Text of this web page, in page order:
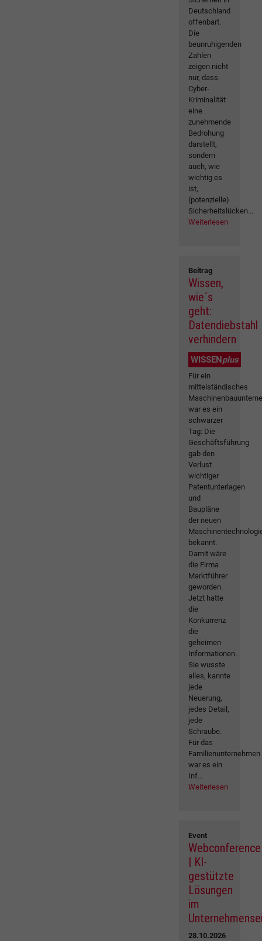
Deutschland
offenbart.
Die
beunruhigenden
Zahlen
zeigen nicht
nur, dass
Cyber-
Kriminalität
eine
zunehmende
Bedrohung
darstellt,
sondern
auch, wie
wichtig es
ist,
(potenzielle)
Sicherheitslücken...
Weiterlesen
Beitrag
Wissen,
wie´s
geht:
Datendiebstahl
verhindern
WISSENplus
Für ein
mittelständisches
war es ein
schwarzer
Tag: Die
Geschäftsführung
gab den
Verlust
wichtiger
Patentunterlagen
und
Baupläne
der neuen
bekannt.
Damit wäre
die Firma
Marktführer
geworden.
Jetzt hatte
die
Konkurrenz
die
geheimen
Informationen.
Sie wusste
alles, kannte
jede
Neuerung,
jedes Detail,
jede
Schraube.
Für das
Familienunternehmen
war es ein
Inf...
Weiterlesen
Event
Webconference
| KI-
gestützte
Lösungen
im
28.10.2026